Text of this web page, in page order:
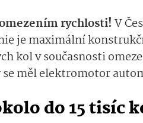
rychlosti! V
jemaximální
kol v současnosti
se měl elektromotor
do 15 tisíc